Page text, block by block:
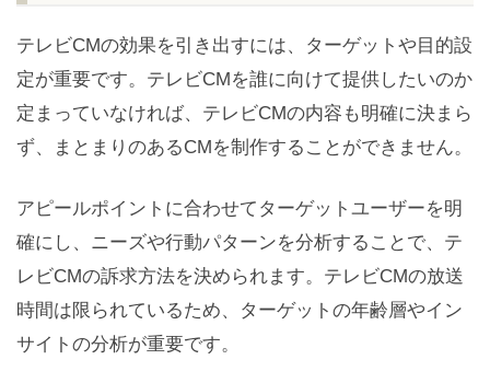
テレビCMの効果を引き出すには、ターゲットや目的設
定が重要です。テレビCMを誰に向けて提供したいのか
定まっていなければ、テレビCMの内容も明確に決まら
ず、まとまりのあるCMを制作することができません。
アピールポイントに合わせてターゲットユーザーを明
確にし、ニーズや行動パターンを分析することで、テ
レビCMの訴求方法を決められます。テレビCMの放送
時間は限られているため、ターゲットの年齢層やイン
サイトの分析が重要です。